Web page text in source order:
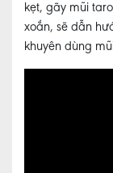
kẹt, gãy mũi
xoắn, sẽ dẫn
khuyên dùng